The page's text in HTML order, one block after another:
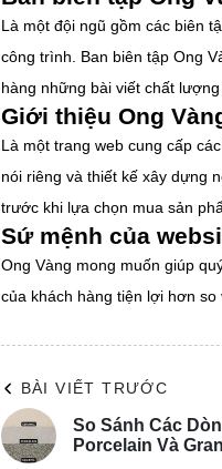
2025 mà còn là xu hướng
hiện đại phổ biến nhất
1.1 Phong cách thiết
Là kiểu phong cách thiết
năng, những đường nét
cách, màu sắc.
1.2 Phong cách thiết
Tropical style hay còn gọi
nhiên cây cối để tạo nên
thích thiên nhiên, sự thư
Là một đội ngũ gồm các biên
công trình. Ban biên tập Ong
hàng những bài viết chất
Giới thiệu Ong
Là một trang web cung cấp
nói riêng và thiết kế xây dựng
trước khi lựa chọn mua sản
Sứ mệnh của
Ong Vàng mong muốn giúp
của khách hàng tiện lợi hơn so
BÀI VIẾT TRƯỚC
So Sánh Các
Porcelain Và